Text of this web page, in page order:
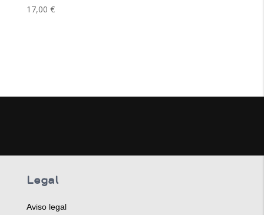
17,00 €
Legal
Aviso legal